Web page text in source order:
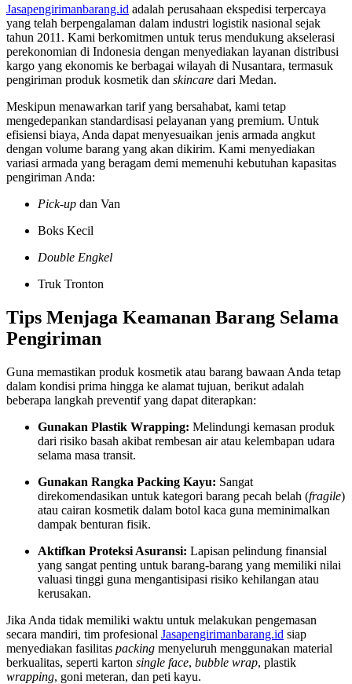
Jasapengirimanbarang.id adalah perusahaan ekspedisi terpercaya
yang telah berpengalaman dalam industri logistik nasional sejak
tahun 2011. Kami berkomitmen untuk terus mendukung akselerasi
perekonomian di Indonesia dengan menyediakan layanan distribusi
kargo yang ekonomis ke berbagai wilayah di Nusantara, termasuk
pengiriman produk kosmetik dan skincare dari Medan.
Meskipun menawarkan tarif yang bersahabat, kami tetap
mengedepankan standardisasi pelayanan yang premium. Untuk
efisiensi biaya, Anda dapat menyesuaikan jenis armada angkut
dengan volume barang yang akan dikirim. Kami menyediakan
variasi armada yang beragam demi memenuhi kebutuhan kapasitas
pengiriman Anda:
Pick-up dan Van
Boks Kecil
Double Engkel
Truk Tronton
Tips Menjaga Keamanan Barang Selama
Pengiriman
Guna memastikan produk kosmetik atau barang bawaan Anda tetap
dalam kondisi prima hingga ke alamat tujuan, berikut adalah
beberapa langkah preventif yang dapat diterapkan:
Gunakan Plastik Wrapping: Melindungi kemasan produk
dari risiko basah akibat rembesan air atau kelembapan udara
selama masa transit.
Gunakan Rangka Packing Kayu: Sangat
direkomendasikan untuk kategori barang pecah belah (fragile)
atau cairan kosmetik dalam botol kaca guna meminimalkan
dampak benturan fisik.
Aktifkan Proteksi Asuransi: Lapisan pelindung finansial
yang sangat penting untuk barang-barang yang memiliki nilai
valuasi tinggi guna mengantisipasi risiko kehilangan atau
kerusakan.
Jika Anda tidak memiliki waktu untuk melakukan pengemasan
secara mandiri, tim profesional Jasapengirimanbarang.id siap
menyediakan fasilitas packing menyeluruh menggunakan material
berkualitas, seperti karton single face, bubble wrap, plastik
wrapping, goni meteran, dan peti kayu.